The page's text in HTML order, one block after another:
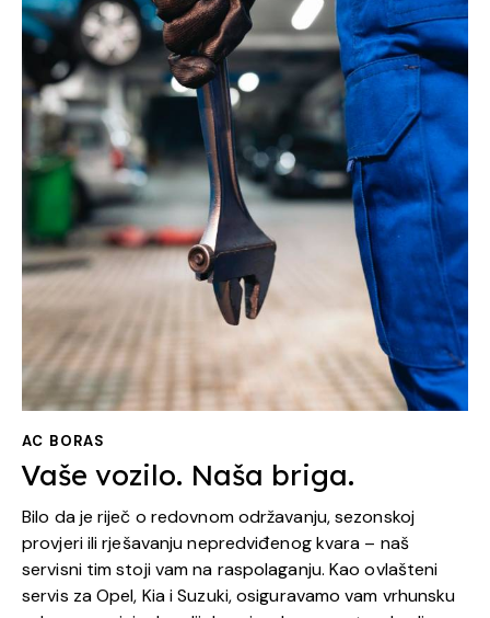
AC BORAS
Vaše vozilo. Naša briga.
Bilo da je riječ o redovnom održavanju, sezonskoj
provjeri ili rješavanju nepredviđenog kvara – naš
servisni tim stoji vam na raspolaganju. Kao ovlašteni
servis za Opel, Kia i Suzuki, osiguravamo vam vrhunsku